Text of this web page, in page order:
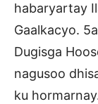
habaryartay
Gaalkacyo.
Dugisga
nagusoo
ku